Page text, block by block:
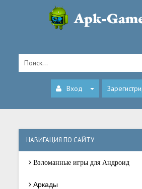
Вход
НАВИГАЦИЯ ПО САЙТУ
Взломанные игры для Андроид
Аркады